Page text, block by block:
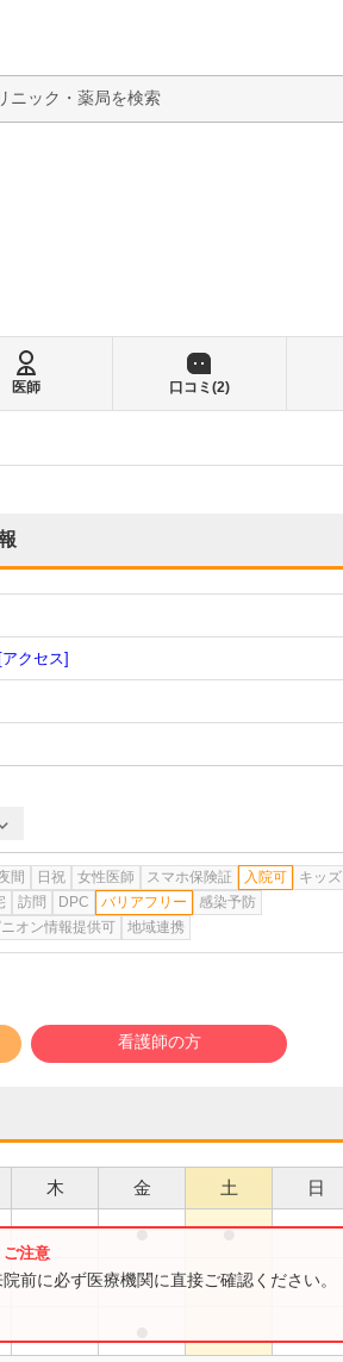
検索
医師 口コミ(2)
[アクセス]
間 日祝 女性医師 スマホ保険証 入院可 キッズ
訪問 DPC バリアフリー
感染予防
オン情報提供可 地域連携
看護師の方
木 金 土 日
● ●
前に必ず医療機関に直接ご確認ください。